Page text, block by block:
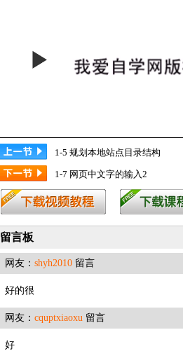
1-5 规划本地站点目录结构
1-7 网页中文字的输入2
留言板
网友： shyh2010 留言
好的很
网友： cquptxiaoxu 留言
好